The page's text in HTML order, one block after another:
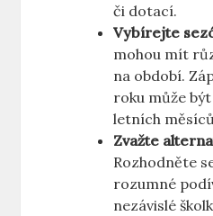
či dotací.
Vybírejte
mohou mít
na období.
roku může
letních
Zvažte
Rozhodněte
rozumné
nezávislé